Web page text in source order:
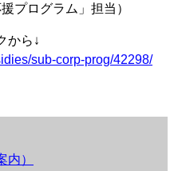
プログラム」担当）
から↓
sub-corp-prog/42298/
）